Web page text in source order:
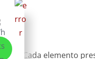
Cada elemento